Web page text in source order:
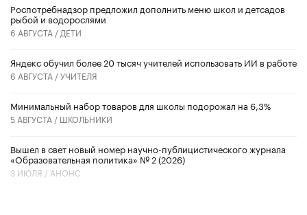
Роспотребнадзор предложил дополнить меню школ и детсадов
рыбой и водорослями
6 АВГУСТА / ДЕТИ
​Яндекс обучил более 20 тысяч учителей использовать ИИ в работе
6 АВГУСТА /УЧИТЕЛЯ
Минимальный набор товаров для школы подорожал на 6,3%
5 АВГУСТА / ШКОЛЬНИКИ
Вышел в свет новый номер научно-публицистического журнала
«Образовательная политика» № 2 (2026)
3 ИЮЛЯ / АНОНС